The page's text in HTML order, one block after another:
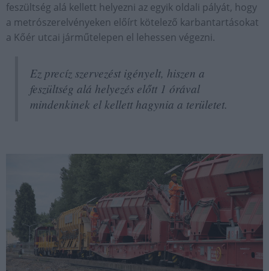
feszültség alá kellett helyezni az egyik oldali pályát, hogy
a metrószerelvényeken előírt kötelező karbantartásokat
a Kőér utcai járműtelepen el lehessen végezni.
Ez precíz szervezést igényelt, hiszen a
feszültség alá helyezés előtt 1 órával
mindenkinek el kellett hagynia a területet.